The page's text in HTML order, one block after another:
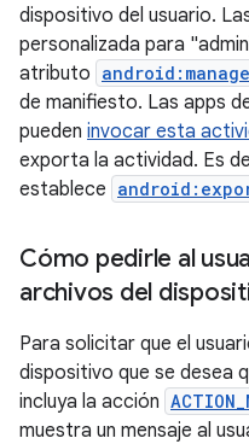
dispositivo del usuario.
personalizada para
atributo
de manifiesto. Las apps
pueden invocar esta
exporta la actividad. Es
establece
Cómo pedirle al
archivos del
Para solicitar que el
dispositivo que se desea
incluya la acción
muestra un mensaje al